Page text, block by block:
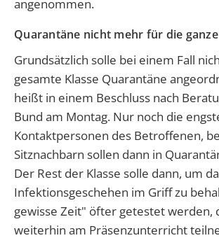
angenommen.
Quarantäne nicht mehr für die ganze
Grundsätzlich solle bei einem Fall
gesamte Klasse Quarantäne
heißt in einem Beschluss nach
Bund am Montag. Nur noch die
Kontaktpersonen des Betroffenen,
Sitznachbarn sollen dann in
Der Rest der Klasse solle dann, um
Infektionsgeschehen im Griff zu
gewisse Zeit" öfter getestet werden,
weiterhin am Präsenzunterricht